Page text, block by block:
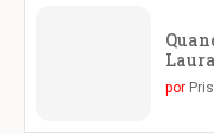
por